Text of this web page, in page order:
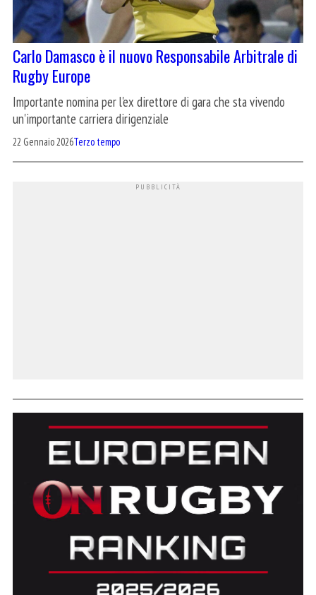
Carlo Damasco è il nuovo Responsabile Arbitrale di
Rugby Europe
Importante nomina per l'ex direttore di gara che sta vivendo
un'importante carriera dirigenziale
22 Gennaio 2026Terzo tempo